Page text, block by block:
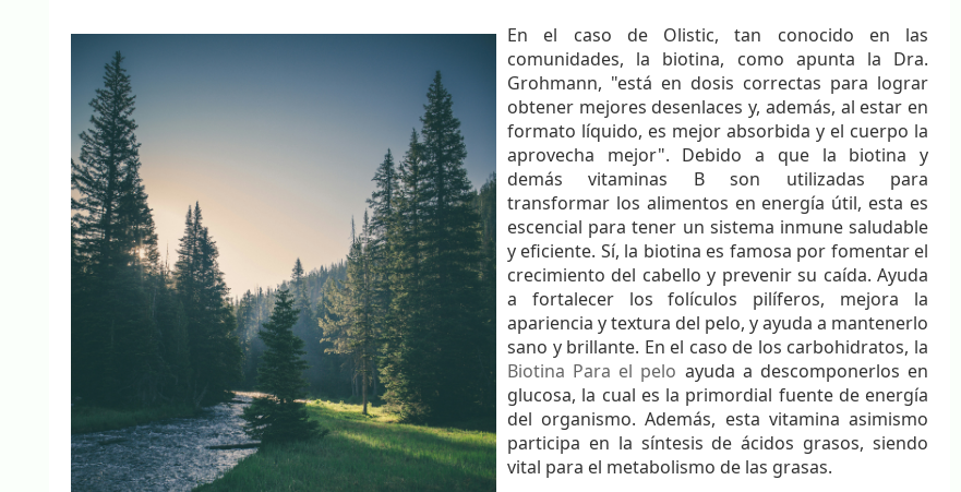
En el caso de Olistic, tan conocido en las
comunidades, la biotina, como apunta la Dra.
Grohmann, "está en dosis correctas para lograr
obtener mejores desenlaces y, además, al estar en
formato líquido, es mejor absorbida y el cuerpo la
aprovecha mejor". Debido a que la biotina y
demás vitaminas B son utilizadas para
transformar los alimentos en energía útil, esta es
escencial para tener un sistema inmune saludable
y eficiente. Sí, la biotina es famosa por fomentar el
crecimiento del cabello y prevenir su caída. Ayuda
a fortalecer los folículos pilíferos, mejora la
apariencia y textura del pelo, y ayuda a mantenerlo
sano y brillante. En el caso de los carbohidratos, la
Biotina Para el pelo ayuda a descomponerlos en
glucosa, la cual es la primordial fuente de energía
del organismo. Además, esta vitamina asimismo
participa en la síntesis de ácidos grasos, siendo
vital para el metabolismo de las grasas.